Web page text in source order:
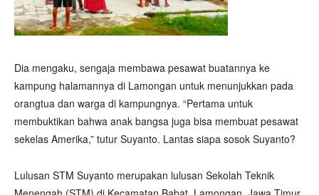
Dia mengaku, sengaja membawa pesawat buatannya ke
kampung halamannya di Lamongan untuk menunjukkan pada
orangtua dan warga di kampungnya. “Pertama untuk
membuktikan bahwa anak bangsa juga bisa membuat pesawat
sekelas Amerika,” tutur Suyanto. Lantas siapa sosok Suyanto?
Lulusan STM Suyanto merupakan lulusan Sekolah Teknik